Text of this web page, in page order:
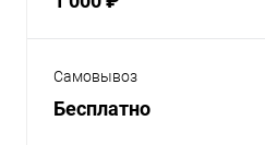
Самовывоз
Бесплатно